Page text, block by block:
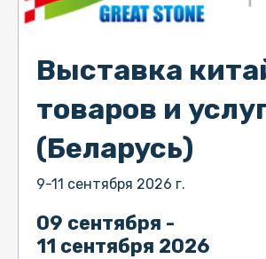
09 сентября -
11 сентября 2026
Выставка
товаров и
(Беларусь)
9-11 сентября 2026 г.